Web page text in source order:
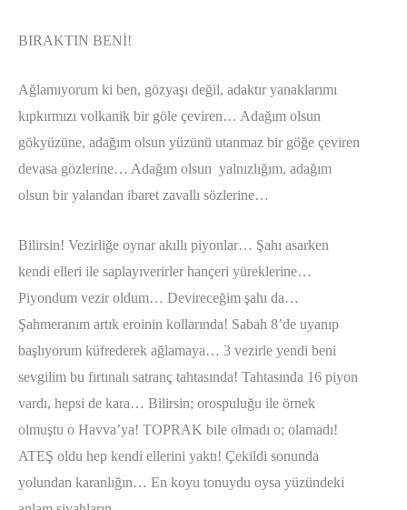
BIRAKTIN BENİ!
Ağlamıyorum ki ben, gözyaşı değil, adaktır yanaklarımı
kıpkırmızı volkanik bir göle çeviren… Adağım olsun
gökyüzüne, adağım olsun yüzünü utanmaz bir göğe çeviren
devasa gözlerine… Adağım olsun yalnızlığım, adağım
olsun bir yalandan ibaret zavallı sözlerine…
Bilirsin! Vezirliğe oynar akıllı piyonlar… Şahı asarken
kendi elleri ile saplayıverirler hançeri yüreklerine…
Piyondum vezir oldum… Devireceğim şahı da…
Şahmeranım artık eroinin kollarında! Sabah 8’de uyanıp
başlıyorum küfrederek ağlamaya… 3 vezirle yendi beni
sevgilim bu fırtınalı satranç tahtasında! Tahtasında 16 piyon
vardı, hepsi de kara… Bilirsin; orospuluğu ile örnek
olmuştu o Havva’ya! TOPRAK bile olmadı o; olamadı!
ATEŞ oldu hep kendi ellerini yaktı! Çekildi sonunda
yolundan karanlığın… En koyu tonuydu oysa yüzündeki